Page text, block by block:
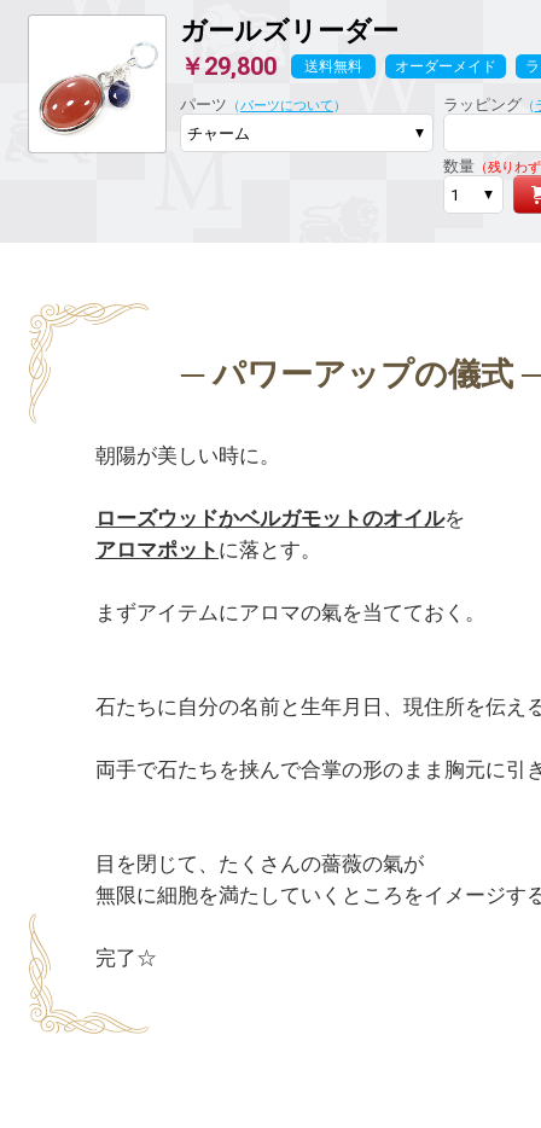
ガールズリーダー
￥29,800 送料無料 オーダーメイド
パーツ （ パーツについて ） ラッピング（
数量（残りわ
朝陽が美しい時に。
ローズウッドかベルガモットのオイル
アロマポット に落とす。
まずアイテムにアロマの氣を当てておく。
石たちに自分の名前と生年月日、現住所を伝え
両手で石たちを挟んで合掌の形のまま胸元に引
目を閉じて、たくさんの薔薇の氣が
無限に細胞を満たしていくところをイメージす